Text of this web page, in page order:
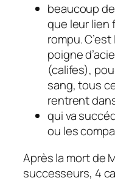
beaucoup
que leur lien
rompu.
poigne
(califes),
sang, tous
rentrent
qui va
ou les
Après la mort de
successeurs, 4